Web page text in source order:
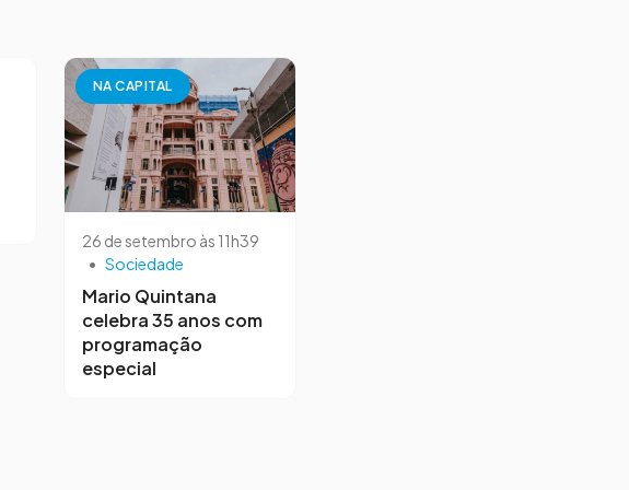
NA CAPITAL
26 de setembro às 11h39
• Sociedade
Mario Quintana
celebra 35 anos com
programação
especial